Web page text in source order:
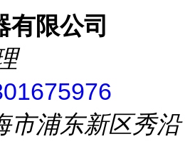
有限公司
市浦东新区秀沿